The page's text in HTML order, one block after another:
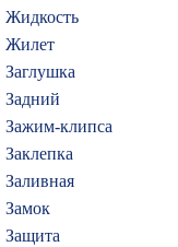
Жидкость
Жилет
Заглушка
Задний
Зажим-клипса
Заклепка
Заливная
Замок
Защита